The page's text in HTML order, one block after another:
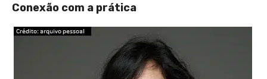
Conexão com a prática